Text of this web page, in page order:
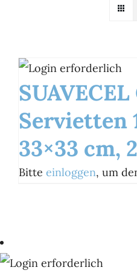
Servietten
33×33 cm,
Bitte einloggen, um